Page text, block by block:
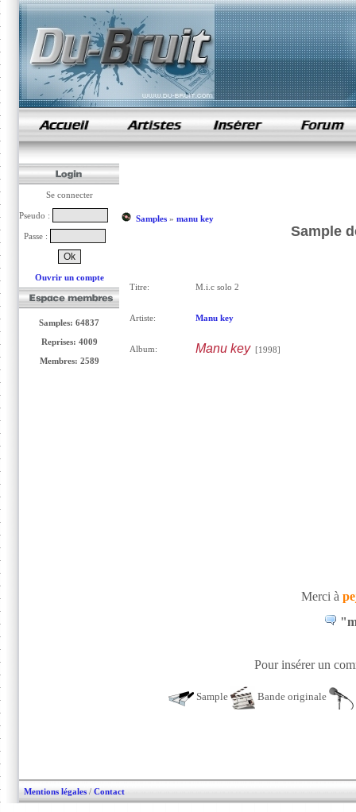
samples de rap
Se connecter
Pseudo :
Passe :
Ouvrir un compte
Samples: 64837
Reprises: 4009
Membres: 2589
Samples» manu key
Sample
Titre: M.i.c solo 2
Artiste: Manu key
Album: Manu key[1998]
Merci à
Pour insérer un
Sample Bande originale
Mentions légales / Contact